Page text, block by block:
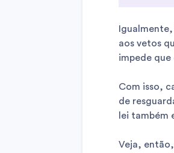
aos vetos
impede que
Com isso,
de
lei também
Veja,